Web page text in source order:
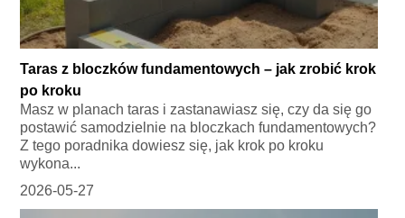
Taras z bloczków fundamentowych – jak zrobić krok
po kroku
Masz w planach taras i zastanawiasz się, czy da się go
postawić samodzielnie na bloczkach fundamentowych?
Z tego poradnika dowiesz się, jak krok po kroku
wykona...
2026-05-27